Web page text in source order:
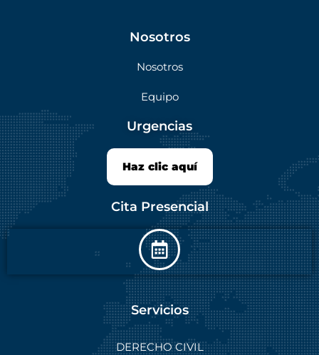
Nosotros
Nosotros
Equipo
Urgencias
Haz clic aquí
Cita Presencial
Servicios
DERECHO CIVIL